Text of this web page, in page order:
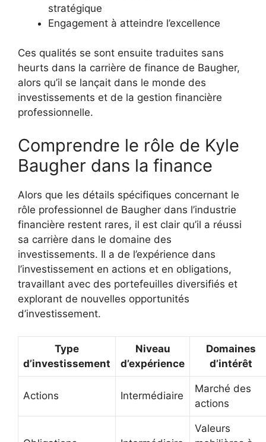
stratégique
Engagement à atteindre l’excellence
Ces qualités se sont ensuite traduites sans
heurts dans la carrière de finance de Baugher,
alors qu’il se lançait dans le monde des
investissements et de la gestion financière
professionnelle.
Comprendre le rôle de Kyle
Baugher dans la finance
Alors que les détails spécifiques concernant le
rôle professionnel de Baugher dans l’industrie
financière restent rares, il est clair qu’il a réussi
sa carrière dans le domaine des
investissements. Il a de l’expérience dans
l’investissement en actions et en obligations,
travaillant avec des portefeuilles diversifiés et
explorant de nouvelles opportunités
d’investissement.
Type
d’investissement
Niveau
d’expérience
Domaines
d’intérêt
Actions Intermédiaire
Marché des
actions
Valeurs